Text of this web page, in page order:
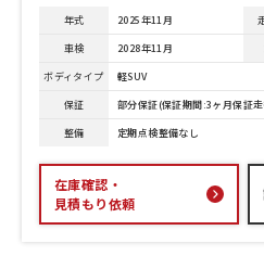
年式 2025年11月
車検
2028年11月
ボディタイプ
軽SUV
保証
部分保証(保証期間:3ヶ月保証
整備
定期点検整備なし
在庫確認・
見積もり依頼